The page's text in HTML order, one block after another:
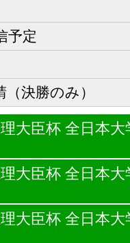
予定
決勝のみ）
理大臣杯 全日本
理大臣杯 全日本
理大臣杯 全日本